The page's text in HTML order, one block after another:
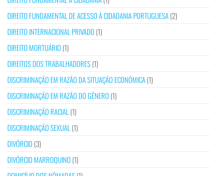
DIREITO FUNDAMENTAL DE ACESSO À CIDADANIA PORTUGUESA(2)
DIREITO INTERNACIONAL PRIVADO (1)
DIREITO MORTUÁRIO (1)
DIREITOS DOS TRABALHADORES(1)
DISCRIMINAÇÃO EM RAZÃO DA SITUAÇÃO ECONÓMICA(1)
DISCRIMINAÇÃO EM RAZÃO DO GÉNERO (1)
DISCRIMINAÇÃO RACIAL (1)
DISCRIMINAÇÃO SEXUAL (1)
DIVÓRCIO (3)
DIVÓRCIO MARROQUINO (1)